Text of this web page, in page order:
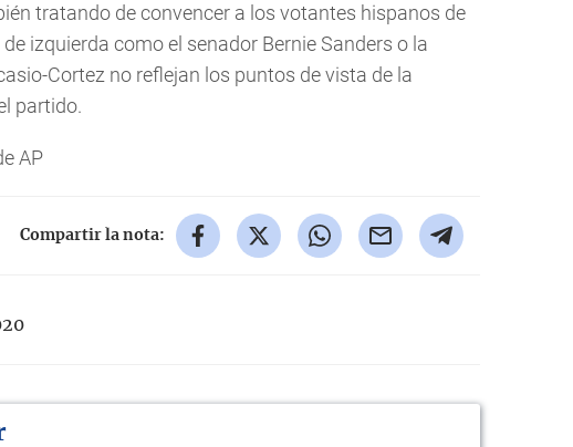
tratando de convencer a los votantes hispanos de
izquierda como el senador Bernie Sanders o la
Cortez no reflejan los puntos de vista de la
partido.
AP
Compartir la nota: